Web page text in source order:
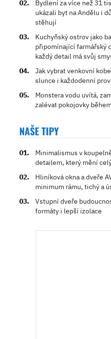
Bydlení za více než 31
ukázali byt na Andělu i
stěhují
Kuchyňský ostrov jako
připomínající farmářský
každý detail má svůj
Jak vybrat venkovní
slunce i každodenní
Monstera vodu uvítá,
zalévat pokojovky
NAŠE TIPY
Minimalismus v
detailem, který mění
Hliníková okna a dveře
minimum rámu, tichý a
Vstupní dveře
formáty i lepší izolace